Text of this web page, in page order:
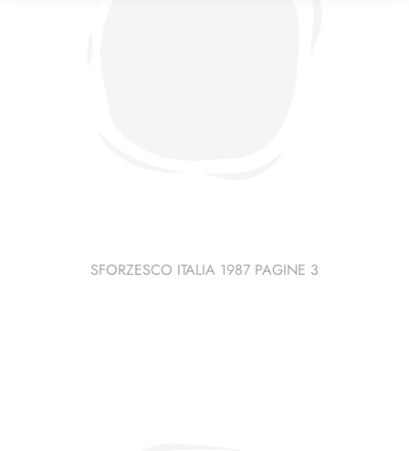
SFORZESCO ITALIA 1987 PAGINE 3